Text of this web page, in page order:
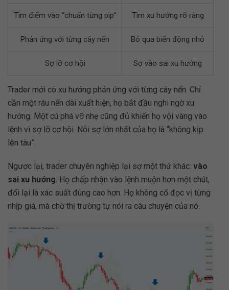
Tìm điểm vào “chuẩn từng pip” Tìm xu hướng rõ ràng
Phản ứng với từng cây nến Bỏ qua biến động nhỏ
Sợ lỡ cơ hội Sợ vào sai xu hướng
Trader mới có xu hướng phản ứng với từng cây nến. Chỉ
cần một râu nến dài xuất hiện, họ bắt đầu nghi ngờ xu
hướng. Một cú phá vỡ nhẹ cũng đủ khiến họ vội vàng vào
lệnh vì sợ lỡ cơ hội. Nỗi sợ lớn nhất của họ là “không kịp
lên tàu”.
Ngược lại, trader chuyên nghiệp lại sợ một thứ khác: vào
sai xu hướng. Họ chấp nhận vào lệnh muộn hơn một chút,
đổi lại là xác suất đúng cao hơn. Họ không cố đọc vị từng
nhịp giá, mà chờ thị trường tự nói ra câu chuyện của nó.